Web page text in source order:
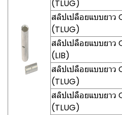
(TLUG)
สลิปเปลือยแบบยาว
(TLUG)
สลิปเปลือยแบบยาว
(LIB)
สลิปเปลือยแบบยาว
(TLUG)
สลิปเปลือยแบบยาว
(TLUG)